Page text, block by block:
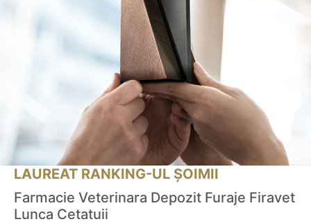
LAUREAT RANKING-UL ȘOIMII
Farmacie Veterinara Depozit Furaje Firavet
Lunca Cetatuii